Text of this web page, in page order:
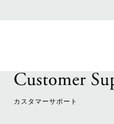
カスタマーサポート